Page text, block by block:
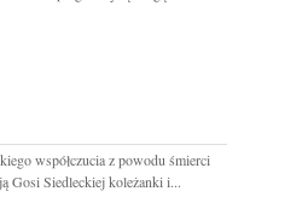
współczucia z powodu śmierci
Gosi Siedleckiej koleżanki i...